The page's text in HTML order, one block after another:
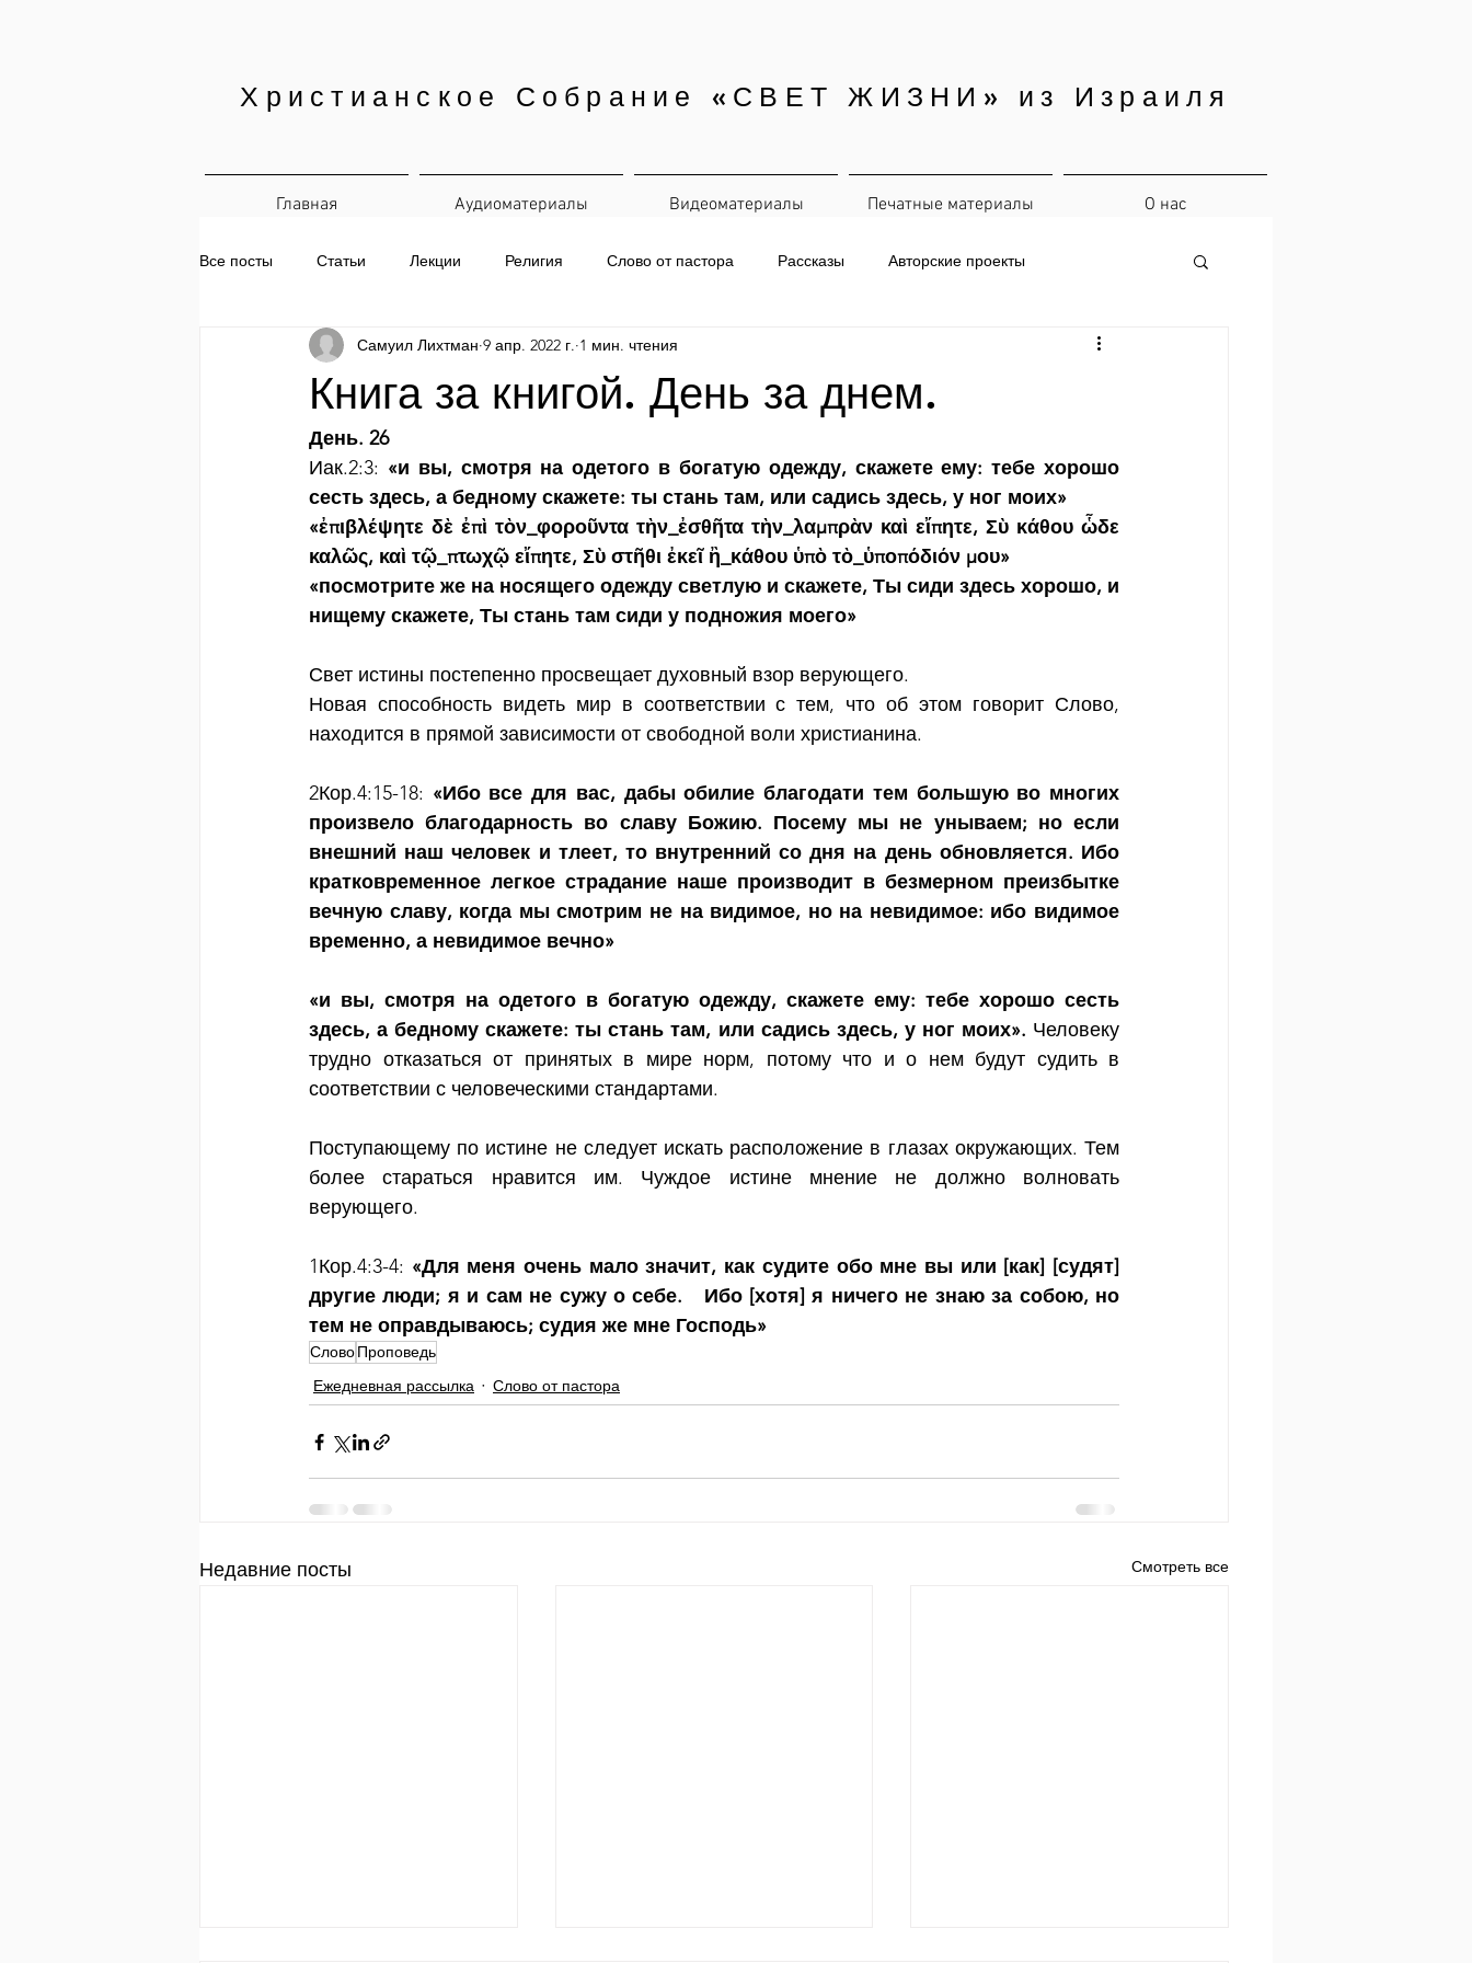
Христианское Собрание «СВЕТ ЖИЗНИ» из Израиля
Главная Аудиоматериалы Видеоматериалы Печатные материалы О нас
Все посты Статьи Лекции Религия Слово от пастора Рассказы Авторские проекты
Печатные материалы Ежедневная рассылка
Книга за книгой. День за днем.
Самуил Лихтман 9 апр. 2022 г. 1 мин. чтения
День. 26
Иак.2:3: «и вы, смотря на одетого в богатую одежду, скажете ему: тебе хорошо
сесть здесь, а бедному скажете: ты стань там, или садись здесь, у ног моих»
«ἐπιβλέψητε δὲ ἐπὶ τὸν_φοροῦντα τὴν_ἐσθῆτα τὴν_λαμπρὰν καὶ εἴπητε, Σὺ κάθου ὧδε
καλῶς, καὶ τῷ_πτωχῷ εἴπητε, Σὺ στῆθι ἐκεῖ ἢ_κάθου ὑπὸ τὸ_ὑποπόδιόν μου»
«посмотрите же на носящего одежду светлую и скажете, Ты сиди здесь хорошо, и
нищему скажете, Ты стань там сиди у подножия моего»
Свет истины постепенно просвещает духовный взор верующего.
Новая способность видеть мир в соответствии с тем, что об этом говорит Слово,
находится в прямой зависимости от свободной воли христианина.
2Кор.4:15-18: «Ибо все для вас, дабы обилие благодати тем большую во многих
произвело благодарность во славу Божию. Посему мы не унываем; но если
внешний наш человек и тлеет, то внутренний со дня на день обновляется. Ибо
кратковременное легкое страдание наше производит в безмерном преизбытке
вечную славу, когда мы смотрим не на видимое, но на невидимое: ибо видимое
временно, а невидимое вечно»
«и вы, смотря на одетого в богатую одежду, скажете ему: тебе хорошо сесть
здесь, а бедному скажете: ты стань там, или садись здесь, у ног моих». Человеку
трудно отказаться от принятых в мире норм, потому что и о нем будут судить в
соответствии с человеческими стандартами.
Поступающему по истине не следует искать расположение в глазах окружающих. Тем
более стараться нравится им. Чуждое истине мнение не должно волновать
верующего.
1Кор.4:3-4: «Для меня очень мало значит, как судите обо мне вы или [как] [судят]
другие люди; я и сам не сужу о себе.   Ибо [хотя] я ничего не знаю за собою, но
тем не оправдываюсь; судия же мне Господь»
СловоПроповедь
Ежедневная рассылка
Слово от пастора
Недавние посты Смотреть все